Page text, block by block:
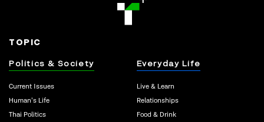
TOPIC
Politics & Society
Current Issues
Human’s Life
Thai Politics
Everyday Life
Live & Learn
Relationships
Food & Drink